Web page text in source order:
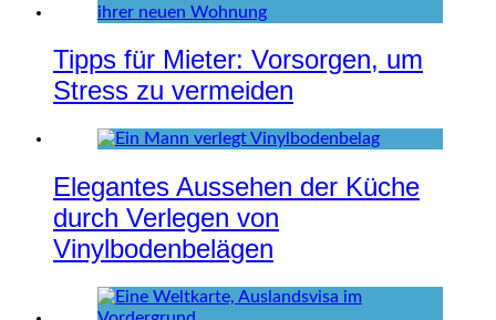
Tipps für Mieter: Vorsorgen, um
Stress zu vermeiden
Elegantes Aussehen der Küche
durch Verlegen von
Vinylbodenbelägen